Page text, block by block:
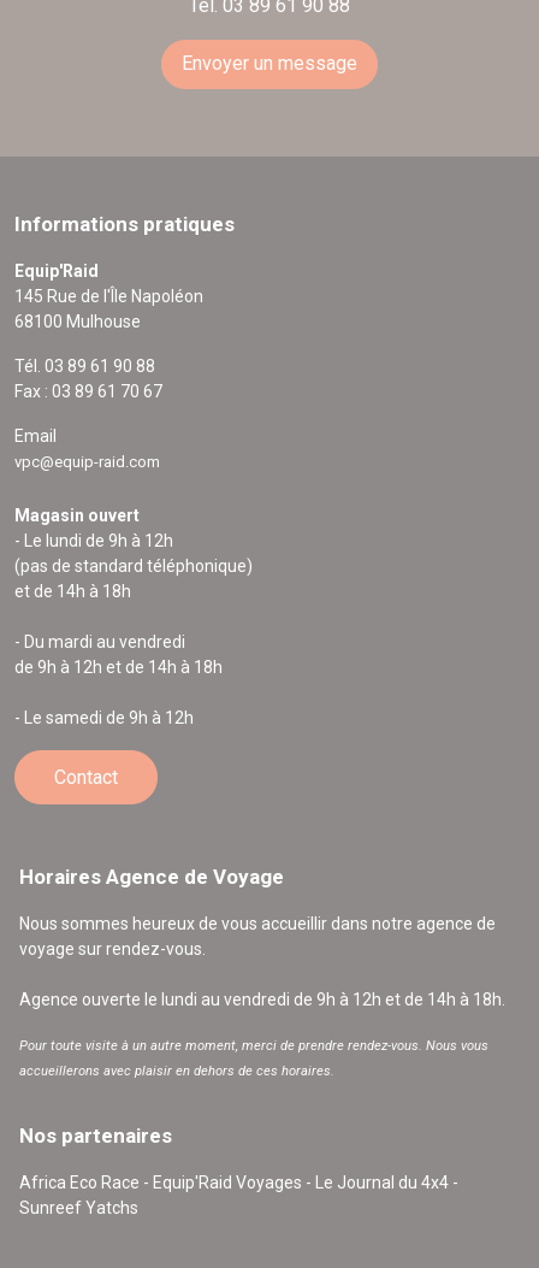
Tél. 03 89 61 90 88
Envoyer un message
Informations pratiques
Equip'Raid
145 Rue de l'Île Napoléon
68100 Mulhouse
Tél. 03 89 61 90 88
Fax : 03 89 61 70 67
Email
vpc@equip-raid.com
Magasin ouvert
- Le lundi de 9h à 12h
(pas de standard téléphonique)
et de 14h à 18h
- Du mardi au vendredi
de 9h à 12h et de 14h à 18h
- Le samedi de 9h à 12h
Contact
Horaires Agence de Voyage
Nous sommes heureux de vous accueillir dans notre agence de
voyage sur rendez-vous.
Agence ouverte le lundi au vendredi de 9h à 12h et de 14h à 18h.
Pour toute visite à un autre moment, merci de prendre rendez-vous. Nous vous
accueillerons avec plaisir en dehors de ces horaires.
Nos partenaires
Africa Eco Race - Equip'Raid Voyages - Le Journal du 4x4 -
Sunreef Yatchs